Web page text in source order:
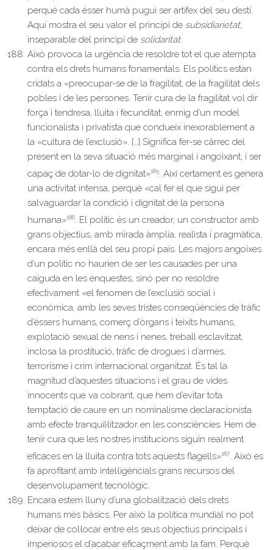
perquè cada ésser humà pugui ser artífex del seu destí.
Aquí mostra el seu valor el principi de subsidiarietat,
inseparable del principi de solidaritat.
Això provoca la urgència de resoldre tot el que atempta
contra els drets humans fonamentals. Els polítics estan
cridats a «preocupar-se de la fragilitat, de la fragilitat dels
pobles i de les persones. Tenir cura de la fragilitat vol dir
força i tendresa, lluita i fecunditat, enmig d’un model
funcionalista i privatista que condueix inexorablement a
la «cultura de l’exclusió». […] Significa fer-se càrrec del
present en la seva situació més marginal i angoixant, i ser
capaç de dotar-lo de dignitat»185. Així certament es genera
una activitat intensa, perquè «cal fer el que sigui per
salvaguardar la condició i dignitat de la persona
humana»186. El polític és un creador, un constructor amb
grans objectius, amb mirada àmplia, realista i pragmàtica,
encara més enllà del seu propi país. Les majors angoixes
d’un polític no haurien de ser les causades per una
caiguda en les enquestes, sinó per no resoldre
efectivament «el fenomen de l’exclusió social i
econòmica, amb les seves tristes conseqüències de tràfic
d’éssers humans, comerç d’òrgans i teixits humans,
explotació sexual de nens i nenes, treball esclavitzat,
inclosa la prostitució, tràfic de drogues i d’armes,
terrorisme i crim internacional organitzat. És tal la
magnitud d’aquestes situacions i el grau de vides
innocents que va cobrant, que hem d’evitar tota
temptació de caure en un nominalisme declaracionista
amb efecte tranquil·litzador en les consciències. Hem de
tenir cura que les nostres institucions siguin realment
eficaces en la lluita contra tots aquests flagells»187. Això es
fa aprofitant amb intel·ligèncials grans recursos del
desenvolupament tecnològic.
Encara estem lluny d’una globalització dels drets
humans més bàsics. Per això la política mundial no pot
deixar de col·locar entre els seus objectius principals i
imperiosos el d’acabar eficaçment amb la fam. Perquè